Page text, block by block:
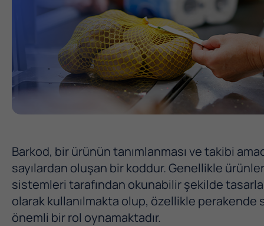
Barkod, bir ürünün tanımlanması ve takibi
sayılardan oluşan bir koddur. Genellikle
sistemleri tarafından okunabilir şekilde
olarak kullanılmakta olup, özellikle
önemli bir rol oynamaktadır.